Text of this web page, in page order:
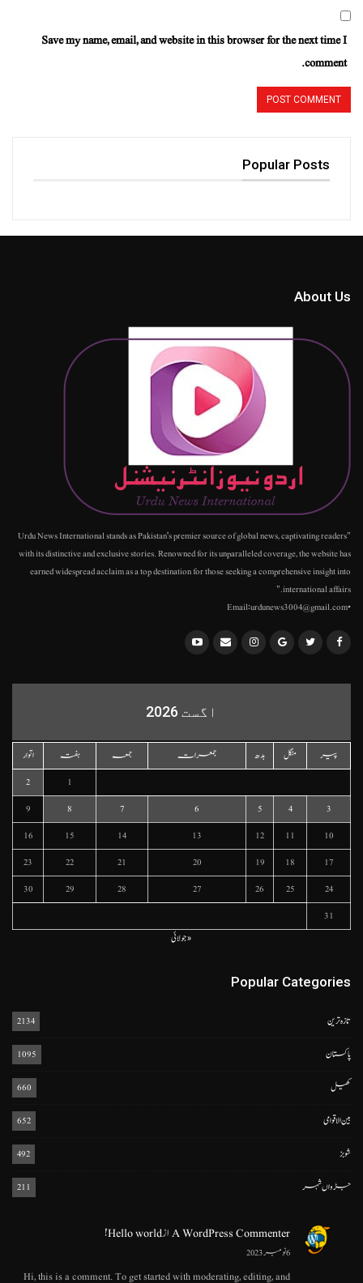
Save my name, email, and website in this browser for the next time I
comment.
Popular Posts
About Us
"Urdu News International stands as Pakistan's premier source of global news, captivating readers
with its distinctive and exclusive stories. Renowned for its unparalleled coverage, the website has
earned widespread acclaim as a top destination for those seeking a comprehensive insight into
international affairs."
•Email:urdunews3004@gmail.com
اگست 2026
پیر منگل بدھ جمعرات جمعہ ہفتہ
اتوار
1
2
3
4
5
6
7
8
9
10
11
12
13
14
15
16
17
18
19
20
21
22
23
24
25
26
27
28
29
30
31
« جولائی
Popular Categories
تازہ ترین 2134
پاکستان 1095
کھیل 660
بین الاقوامی 652
شوبز 492
جڑواں شہر 211
A WordPress CommenterازHello world!
6 نومبر 2023
Hi, this is a comment. To get started with moderating, editing, and